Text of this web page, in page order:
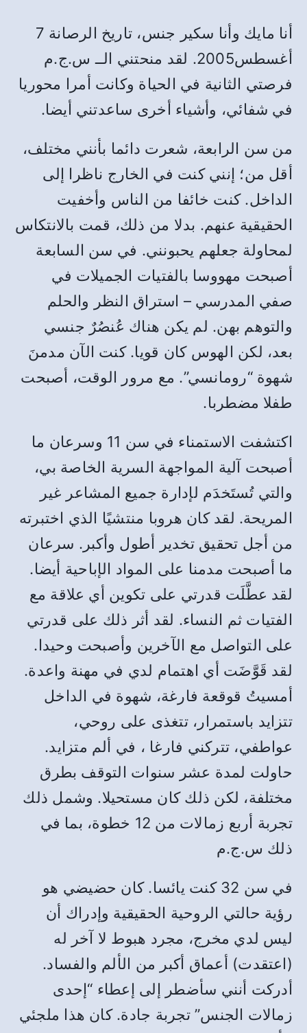
أنا مايك وأنا سكير جنس، تاريخ الرصانة 7
أغسطس2005. لقد منحتني الــ س.ج.م
فرصتي الثانية في الحياة وكانت أمرا محوريا
في شفائي، وأشياء أخرى ساعدتني أيضا.
من سن الرابعة، شعرت دائما بأنني مختلف،
أقل من؛ إنني كنت في الخارج ناظرا إلى
الداخل. كنت خائفا من الناس وأخفيت
الحقيقية عنهم. بدلا من ذلك، قمت بالانتكاس
لمحاولة جعلهم يحبونني. في سن السابعة
أصبحت مهووسا بالفتيات الجميلات في
صفي المدرسي – استراق النظر والحلم
والتوهم بهن. لم يكن هناك عُنصُرٌ جنسي
بعد، لكن الهوس كان قويا. كنت الآن مدمنَ
شهوة “رومانسي”. مع مرور الوقت، أصبحت
طفلا مضطربا.
اكتشفت الاستمناء في سن 11 وسرعان ما
أصبحت آلية المواجهة السرية الخاصة بي،
والتي تُستَخدَم لإدارة جميع المشاعر غير
المريحة. لقد كان هروبا منتشيًا الذي اختبرته
من أجل تحقيق تخدير أطول وأكبر. سرعان
ما أصبحت مدمنا على المواد الإباحية أيضا.
لقد عطَّلَت قدرتي على تكوين أي علاقة مع
الفتيات ثم النساء. لقد أثر ذلك على قدرتي
على التواصل مع الآخرين وأصبحت وحيدا.
لقد قَوَّضَت أي اهتمام لدي في مهنة واعدة.
أمسيتُ قوقعة فارغة، شهوة في الداخل
تتزايد باستمرار، تتغذى على روحي،
عواطفي، تتركني فارغا ، في ألم متزايد.
حاولت لمدة عشر سنوات التوقف بطرق
مختلفة، لكن ذلك كان مستحيلا. وشمل ذلك
تجربة أربع زمالات من 12 خطوة، بما في
ذلك س.ج.م
في سن 32 كنت يائسا. كان حضيضي هو
رؤية حالتي الروحية الحقيقية وإدراك أن
ليس لدي مخرج، مجرد هبوط لا آخر له
(اعتقدت) أعماق أكبر من الألم والفساد.
أدركت أنني سأضطر إلى إعطاء “إحدى
زمالات الجنس” تجربة جادة. كان هذا ملجئي